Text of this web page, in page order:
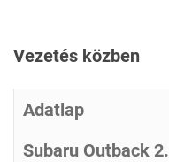
Vezetés közben
Adatlap
Subaru Outback